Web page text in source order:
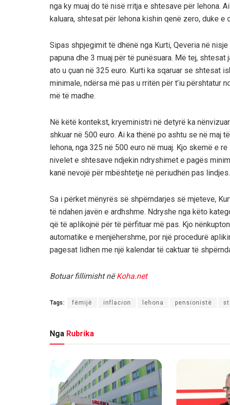
nga ky muaj do të nisë rritja e shtesave për lehona.
kaluara, shtesat për lehona kishin qenë zero, duke
Sipas shpjegimit të dhënë nga Kurti, Qeveria në
papuna dhe 3 muaj për të punësuara. Më tej,
ato u çuan në 325 euro. Kurti ka sqaruar se shtesat
minimale, ndërsa më pas u rritën për t’iu përshtatur
më të madhe.
Në këtë kontekst, kryeministri në detyrë ka
shkuar në 500 euro. Ai ka thënë po ashtu se në
lehona, nga 325 në 500 euro në muaj. Kjo skemë e
nivelet e shtesave ndjekin ndryshimet e pagës
kanë nevojë për mbështetje në periudhën pas lindjes.
Sa i përket mënyrës së shpërndarjes së mjeteve,
të ndahen javën e ardhshme. Ndryshe nga këto
që të aplikojnë për të përfituar më pas. Kjo
automatike e menjëhershme, por një procedurë
pagesat lidhen me një kalendar të caktuar të
Botuar fillimisht nëKoha.net
Tags: fëmijë inflacion lehona pensionistë
Nga Rubrika